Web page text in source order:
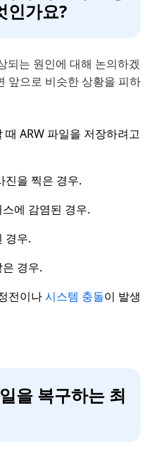
인가요?
되는 원인에 대해 논의하겠
앞으로 비슷한 상황을 피하
ARW 파일을 저장하려고
진을 찍은 경우.
에 감염된 경우.
경우.
경우.
전이나시스템 충돌이 발생
을 복구하는 최